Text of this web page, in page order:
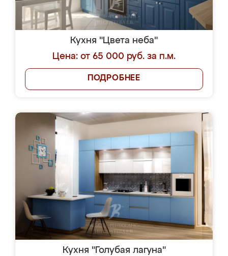
Кухня "Цвета неба"
Цена: от 65 000 руб. за п.м.
ПОДРОБНЕЕ
Кухня "Голубая лагуна"